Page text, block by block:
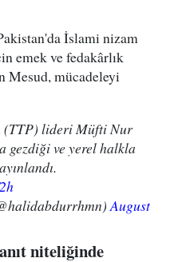
İslami nizam
emek ve fedakârlık
Mesud, mücadeleyi
(TTP) lideri Müfti Nur
gezdiği ve yerel halkla
August
niteliğinde